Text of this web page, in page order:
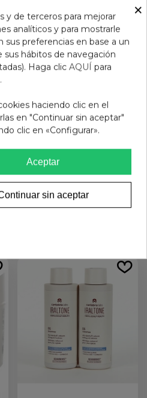
CIDRA 400 ML
8,95 €
Añadir al carrito
×
y de terceros para mejorar
analíticos y para mostrarle
sus preferencias en base a un
sus hábitos de navegación
Haga clic AQUÍ para
haciendo clic en el
en "Continuar sin aceptar"
clic en «Configurar».
Aceptar
sin aceptar